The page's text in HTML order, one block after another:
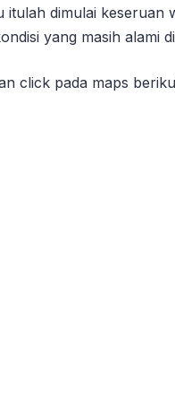
itulah dimulai keseruan
yang masih alami
click pada maps